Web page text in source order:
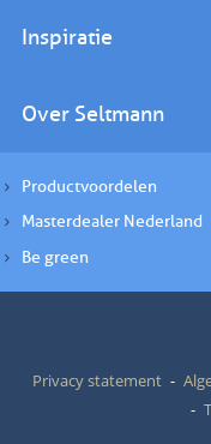
Inspiratie
Over Seltmann
Productvoordelen
Masterdealer Nederland
Be green
Privacy statement